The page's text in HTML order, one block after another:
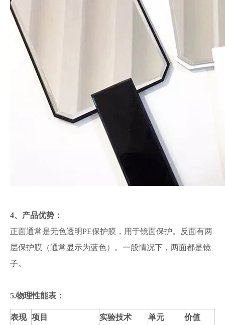
4、产品优势：
正面通常是无色透明PE保护膜，用于镜面保护。反面有两
层保护膜（通常显示为蓝色）。一般情况下，两面都是镜
子。
5.物理性能表：
表现 项目 实验技术 单元 价值